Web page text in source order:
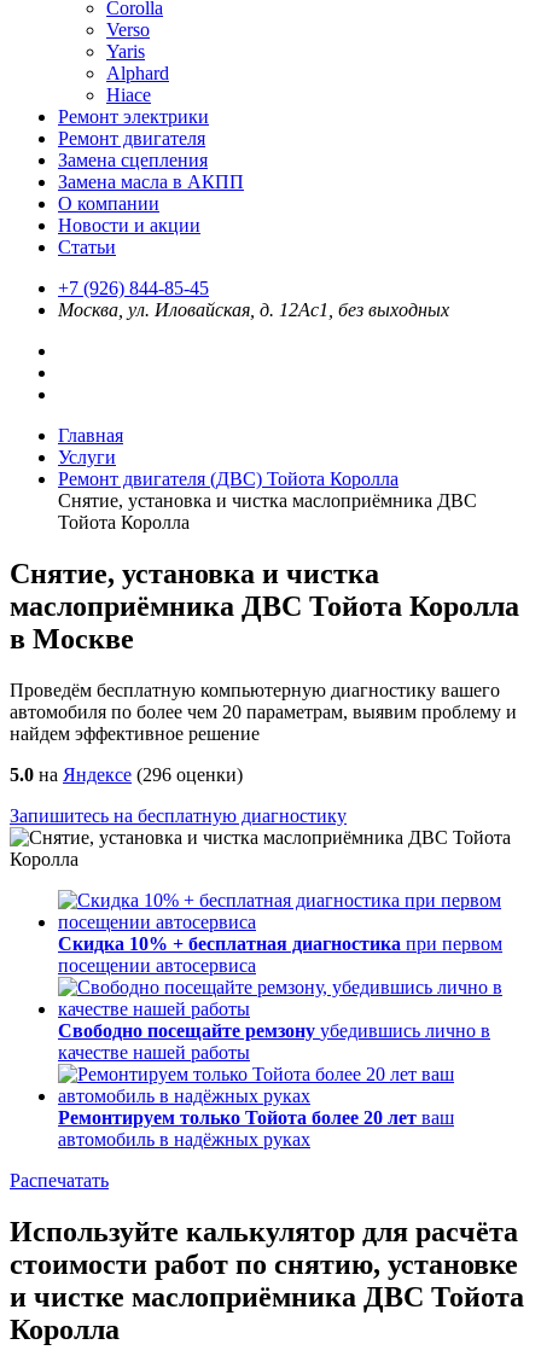
Corolla
Verso
Yaris
Alphard
Hiace
Ремонт электрики
Ремонт двигателя
Замена сцепления
Замена масла в АКПП
О компании
Новости и акции
Статьи
+7 (926) 844-85-45
Москва, ул. Иловайская, д. 12Ас1, без выходных
Главная
Услуги
Ремонт двигателя (ДВС) Тойота Королла
Снятие, установка и чистка маслоприёмника ДВС
Тойота Королла
Снятие, установка и чистка
маслоприёмника ДВС Тойота Королла
в Москве
Проведём бесплатную компьютерную диагностику вашего
автомобиля по более чем 20 параметрам, выявим проблему и
найдем эффективное решение
5.0 на Яндексе (296 оценки)
Запишитесь на бесплатную диагностику
Скидка 10% + бесплатная диагностика при первом
посещении автосервиса
Свободно посещайте ремзону убедившись лично в
качестве нашей работы
Ремонтируем только Тойота более 20 лет ваш
автомобиль в надёжных руках
Распечатать
Используйте калькулятор для расчёта
стоимости работ по снятию, установке
и чистке маслоприёмника ДВС Тойота
Королла